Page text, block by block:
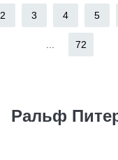
2 3 4 5
72
Ральф